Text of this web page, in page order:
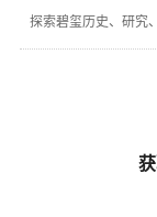
探索碧玺历史、研究